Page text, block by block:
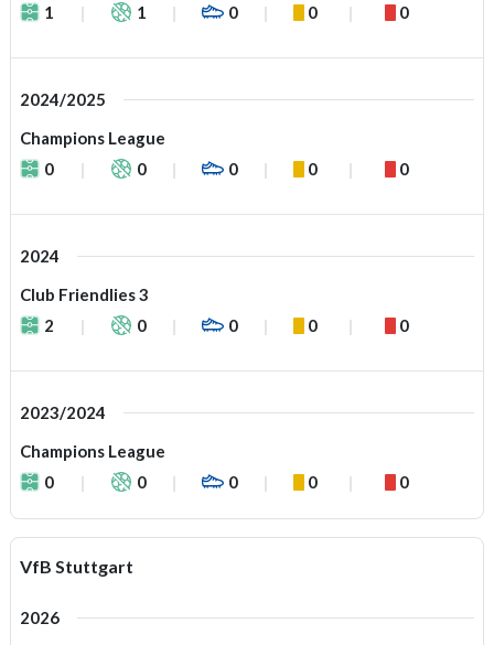
1
1 0 0 0
2024/2025
Champions League
0
0 0 0 0
2024
Club Friendlies 3
2
0 0 0 0
2023/2024
Champions League
0
0 0 0 0
VfB Stuttgart
2026